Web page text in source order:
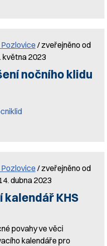
/ zveřejněno od
května 2023
nočního klidu
/ zveřejněno od
dubna 2023
KHS
povahy ve věci
kalendáře pro